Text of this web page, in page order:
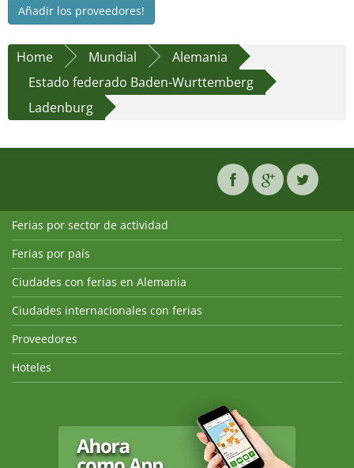
Añadir los proveedores!
Home Mundial
Alemania
Estado federado Baden-Wurttemberg
Ladenburg
Ferias por sector de actividad
Ferias por país
Ciudades con ferias en Alemania
Ciudades internacionales con ferias
Proveedores
Hoteles